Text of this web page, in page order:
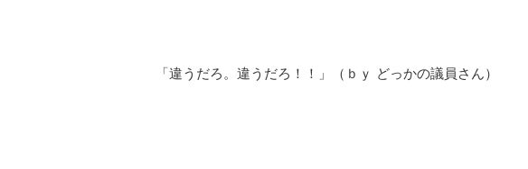
「違うだろ。違うだろ！！」（ｂｙ どっかの議員さん）